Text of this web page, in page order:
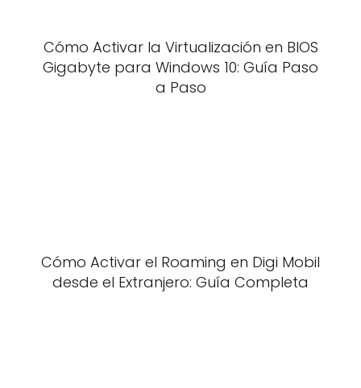
Cómo Activar la Virtualización en BIOS
Gigabyte para Windows 10: Guía Paso
a Paso
Cómo Activar el Roaming en Digi Mobil
desde el Extranjero: Guía Completa